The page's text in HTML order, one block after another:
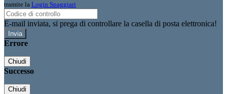
tramite la Login Spaggiari
E-mail inviata, si prega di controllare la casella di posta elettronica!
Errore
Chiudi
Successo
Chiudi